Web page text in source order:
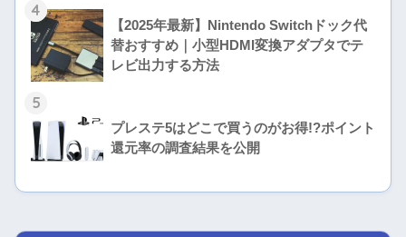
4
【2025年最新】Nintendo Switchドック代
替おすすめ｜小型HDMI変換アダプタでテ
レビ出力する方法
5
プレステ5はどこで買うのがお得!?ポイント
還元率の調査結果を公開